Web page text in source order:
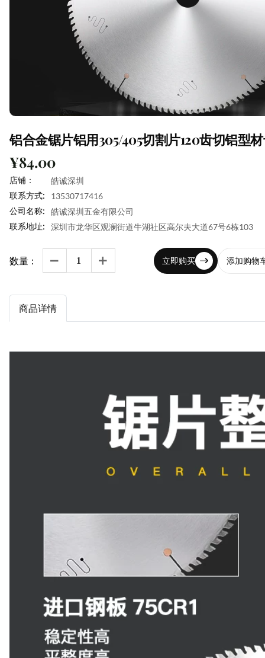
铝合金锯片铝用305/405切割片120齿切铝型
¥84.00
店铺： 皓诚深圳
联系方式: 13530717416
公司名称: 皓诚深圳五金有限公司
联系地址: 深圳市龙华区观澜街道牛湖社区高尔夫大道67号6栋103
数量：   立即购买 添加购物
商品详情